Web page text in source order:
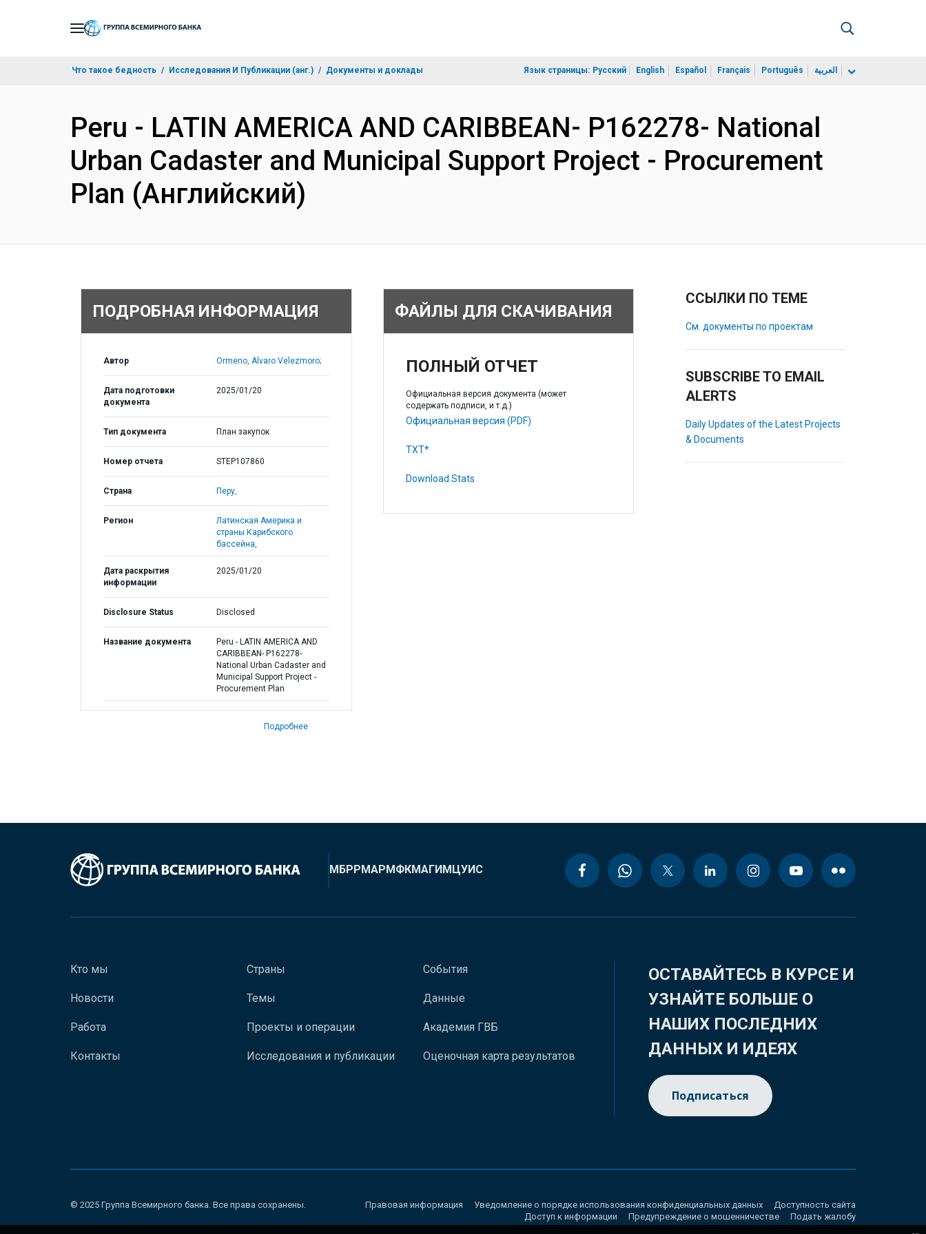
Что такое бедность Исследования И Публикации (анг.) Документы и доклады Язык страницы: Русский English Español Français Português العربية
Peru - LATIN AMERICA AND CARIBBEAN- P162278- National
Urban Cadaster and Municipal Support Project - Procurement
Plan (Английский)
ПОДРОБНАЯ ИНФОРМАЦИЯ
Автор Ormeno, Alvaro Velezmoro;
Дата подготовки
документа
2025/01/20
Тип документа План закупок
Номер отчета STEP107860
Страна Перу,
Регион
Латинская Америка и
страны Карибского
бассейна,
Дата раскрытия
информации
2025/01/20
Disclosure Status Disclosed
Название документа
Peru - LATIN AMERICA AND
CARIBBEAN- P162278-
National Urban Cadaster and
Municipal Support Project -
Procurement Plan
Подробнее
ФАЙЛЫ ДЛЯ СКАЧИВАНИЯ
ПОЛНЫЙ ОТЧЕТ
Официальная версия документа (может
содержать подписи, и т.д.)
Официальная версия (PDF)
TXT*
Download Stats
ССЫЛКИ ПО ТЕМЕ
См. документы по проектам
SUBSCRIBE TO EMAIL
ALERTS
Daily Updates of the Latest Projects
& Documents
МБРРМАРМФКМАГИМЦУИС
Кто мы
Новости
Работа
Контакты
Страны
Темы
Проекты и операции
Исследования и публикации
События
Данные
Академия ГВБ
Оценочная карта результатов
ОСТАВАЙТЕСЬ В КУРСЕ И
УЗНАЙТЕ БОЛЬШЕ О
НАШИХ ПОСЛЕДНИХ
ДАННЫХ И ИДЕЯХ
Подписаться
© 2025 Группа Всемирного банка. Все права сохранены. Правовая информация Уведомление о порядке использования конфиденциальных данных
Доступность сайта
Доступ к информации
Предупреждение о мошенничестве Подать жалобу